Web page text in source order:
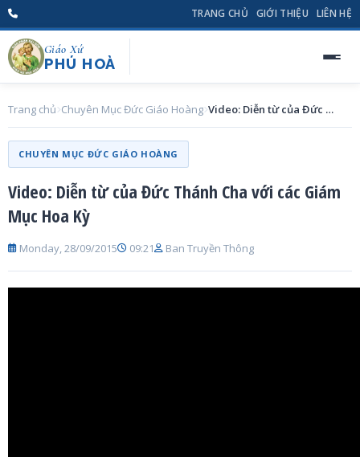
TRANG CHỦ GIỚI THIỆU LIÊN HỆ
Giáo Xứ
PHÚ HOÀ
Trang chủ Chuyên Mục Đức Giáo Hoàng Video: Diễn từ của Đức Thánh Cha với các Giám Mục Hoa Kỳ
CHUYÊN MỤC ĐỨC GIÁO HOÀNG
Video: Diễn từ của Đức Thánh Cha với các Giám
Mục Hoa Kỳ
Monday, 28/09/2015 09:21 Ban Truyền Thông